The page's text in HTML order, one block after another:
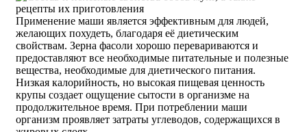
Применение маши является эффективным для людей,
желающих похудеть, благодаря её диетическим
свойствам. Зерна фасоли хорошо перевариваются и
предоставляют все необходимые питательные и полезные
вещества, необходимые для диетического питания.
Низкая калорийность, но высокая пищевая ценность
крупы создает ощущение сытости в организме на
продолжительное время. При потреблении маши
организм проявляет затраты углеводов, содержащихся в